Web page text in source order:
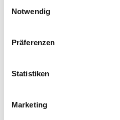
Notwendig
Präferenzen
Statistiken
Marketing